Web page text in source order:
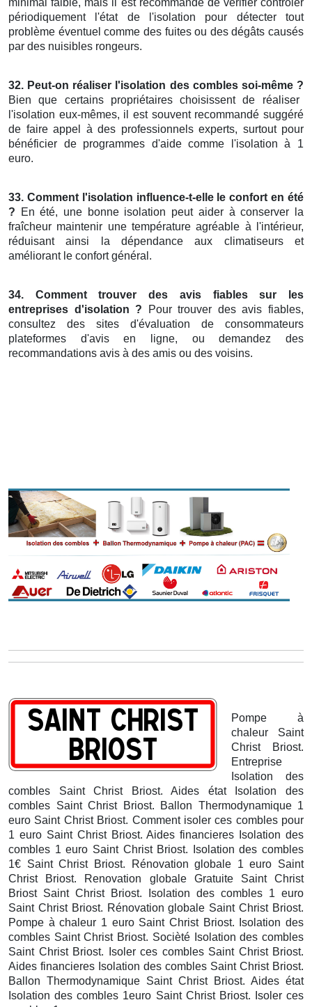
minimal faible, mais il est recommandé de vérifier contrôler
périodiquement l'état de l'isolation pour détecter tout
problème éventuel comme des fuites ou des dégâts causés
par des nuisibles rongeurs.
32. Peut-on réaliser l'isolation des combles soi-même ?
Bien que certains propriétaires choisissent de réaliser
l'isolation eux-mêmes, il est souvent recommandé suggéré
de faire appel à des professionnels experts, surtout pour
bénéficier de programmes d'aide comme l'isolation à 1
euro.
33. Comment l'isolation influence-t-elle le confort en été
? En été, une bonne isolation peut aider à conserver la
fraîcheur maintenir une température agréable à l'intérieur,
réduisant ainsi la dépendance aux climatiseurs et
améliorant le confort général.
34. Comment trouver des avis fiables sur les
entreprises d'isolation ? Pour trouver des avis fiables,
consultez des sites d'évaluation de consommateurs
plateformes d'avis en ligne, ou demandez des
recommandations avis à des amis ou des voisins.
Pompe à
chaleur Saint
Christ Briost.
Entreprise
Isolation des
combles Saint Christ Briost. Aides état Isolation des
combles Saint Christ Briost.
Ballon Thermodynamique 1
euro Saint Christ Briost. Comment isoler ces combles pour
1 euro Saint Christ Briost. Aides financieres Isolation des
combles 1 euro Saint Christ Briost. Isolation des combles
1€ Saint Christ Briost. Rénovation globale 1 euro Saint
Christ Briost. Renovation globale Gratuite Saint Christ
BriostSaint Christ Briost. Isolation des combles 1 euro
Saint Christ Briost. Rénovation globale Saint Christ Briost.
Pompe à chaleur 1 euro Saint Christ Briost. Isolation des
combles Saint Christ Briost. Socièté Isolation des combles
Saint Christ Briost. Isoler ces combles Saint Christ Briost.
Aides financieres Isolation des combles Saint Christ Briost.
Ballon Thermodynamique Saint Christ Briost. Aides état
Isolation des combles 1euro Saint Christ Briost. Isoler ces